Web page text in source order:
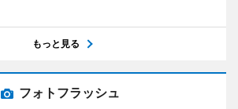
もっと見る
フォトフラッシュ